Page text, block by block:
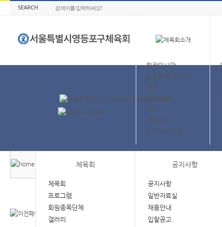
SEARCH
회장인사말
설립목적 및 구성
연혁
조직 현황
규정
경영공시
찾아오시는 길
체육회
체육회
프로그램
회원종목단체
갤러리
공지사항
공지사항
일반자료실
채용안내
입찰공고